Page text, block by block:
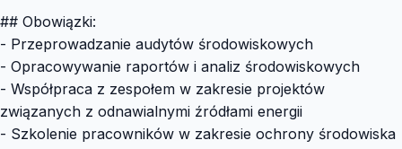
## Obowiązki:
- Przeprowadzanie audytów środowiskowych
- Opracowywanie raportów i analiz środowiskowych
- Współpraca z zespołem w zakresie projektów
związanych z odnawialnymi źródłami energii
- Szkolenie pracowników w zakresie ochrony środowiska